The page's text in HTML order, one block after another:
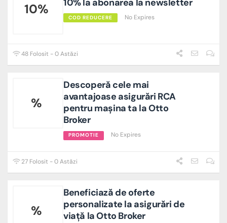
10%
10% la abonarea la newsletter
COD REDUCERE No Expires
48 Folosit - 0 Astăzi
%
Descoperă cele mai
avantajoase asigurări RCA
pentru mașina ta la Otto
Broker
PROMOTIE No Expires
27 Folosit - 0 Astăzi
%
Beneficiază de oferte
personalizate la asigurări de
viață la Otto Broker